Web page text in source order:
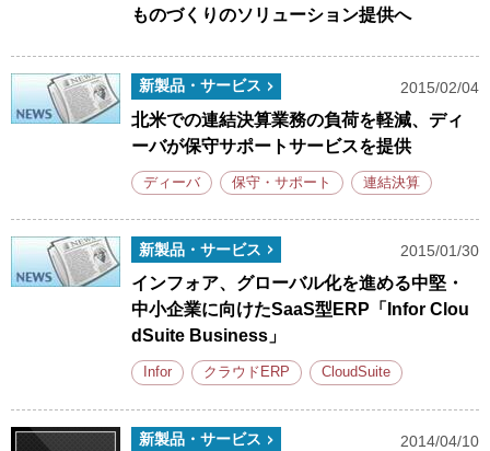
ものづくりのソリューション提供へ
新製品・サービス 2015/02/04
北米での連結決算業務の負荷を軽減、ディ
ーバが保守サポートサービスを提供
ディーバ 保守・サポート 連結決算
新製品・サービス 2015/01/30
インフォア、グローバル化を進める中堅・
中小企業に向けたSaaS型ERP「Infor Clou
dSuite Business」
Infor クラウドERP CloudSuite
新製品・サービス 2014/04/10